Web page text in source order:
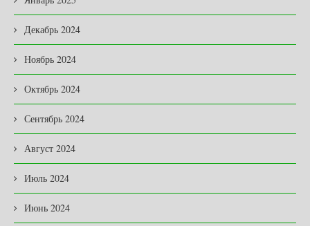
Декабрь 2024
Ноябрь 2024
Октябрь 2024
Сентябрь 2024
Август 2024
Июль 2024
Июнь 2024